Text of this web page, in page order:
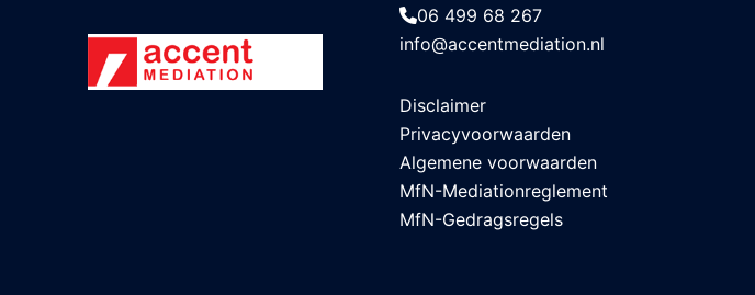
06 499 68 267
info@accentmediation.nl
Disclaimer
Privacyvoorwaarden
Algemene voorwaarden
MfN-Mediationreglement
MfN-Gedragsregels